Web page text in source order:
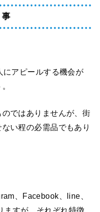
事
アピールする機会が
ではありませんが、街
い程の必需品でもあり
、Facebook、line、
ますが、それぞれ特徴